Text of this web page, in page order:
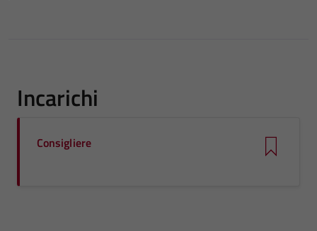
Incarichi
Consigliere